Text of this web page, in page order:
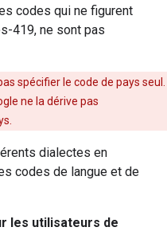
codes qui ne figurent
419, ne sont pas
spécifier le code de pays seul.
ne la dérive pas
dialectes en
codes de langue et de
les utilisateurs de